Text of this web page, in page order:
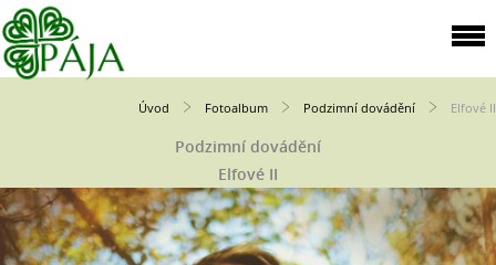
Úvod Fotoalbum Podzimní dovádění Elfové II
Podzimní dovádění
Elfové II